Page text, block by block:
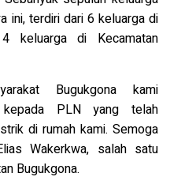
ini, terdiri dari 6 keluarga di
keluarga di Kecamatan
Bugukgona kami
kepada PLN yang telah
di rumah kami. Semoga
Wakerkwa, salah satu
Bugukgona.